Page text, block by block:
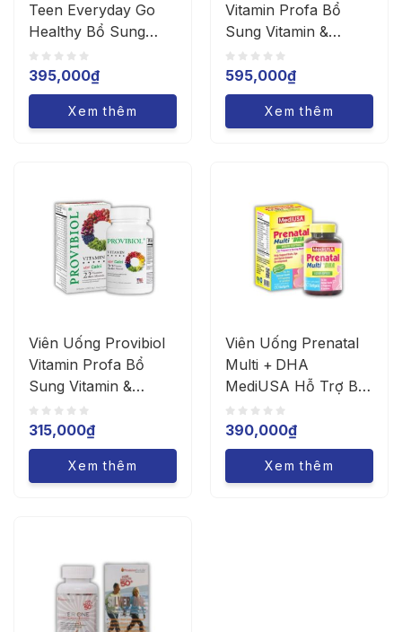
Teen Everyday Go
Healthy Bổ Sung
Vitamin, Khoáng Chất
(hộp 30 viên)
395,000₫
Xem thêm
Vitamin Profa Bổ
Sung Vitamin &
Khoáng Chất (Hộp
60 Viên)
595,000₫
Xem thêm
Viên Uống Provibiol
Vitamin Profa Bổ
Sung Vitamin &
Khoáng Chất (Hộp
30 Viên)
315,000₫
Xem thêm
Viên Uống Prenatal
Multi + DHA
MediUSA Hỗ Trợ Bổ
Sung Vitamin Cho Bà
Bầu (Hộp 60 Viên)
390,000₫
Xem thêm